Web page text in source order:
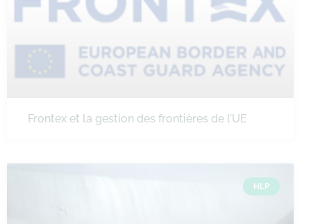
Frontex et la gestion des frontières de l’UE
HLP